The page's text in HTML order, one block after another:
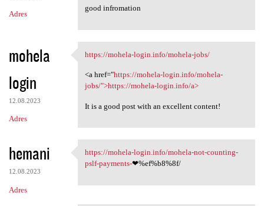
Adres
good infromation
mohela
login
12.08.2023
Adres
https://mohela-login.info
https://mohela-login.info/mohela-jobs/
<a href="https://mohela-login.info/mohela-
jobs/">https://mohela-login.info/a>
It is a good post with an excellent content!
hemani
12.08.2023
Adres
https://mohela-login.info
https://mohela-login.info/mohela-not-counting-
pslf-payments-❤%ef%b8%8f/